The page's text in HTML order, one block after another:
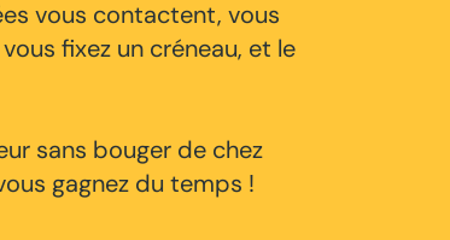
vous contactent, vous
fixez un créneau, et le
sans bouger de chez
gagnez du temps !